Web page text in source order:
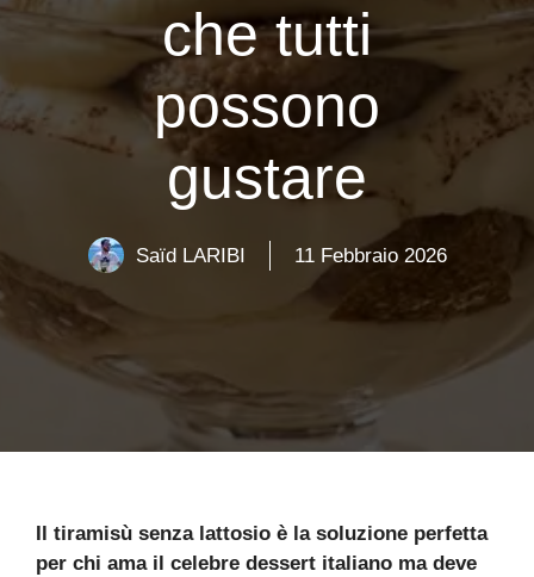
che tutti
possono
gustare
Saïd LARIBI 11 Febbraio 2026
Il tiramisù senza lattosio è la soluzione perfetta
per chi ama il celebre dessert italiano ma deve